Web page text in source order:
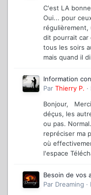
C'est LA
Oui... pour
régulièrement,
dit pourrait car
tous les soirs
mais quand il
Information
Par Thierry P. ·
Bonjour,
déçus, les
ou pas.
repréciser ma
où
l'espace
Besoin de vos
Par Dreaming ·